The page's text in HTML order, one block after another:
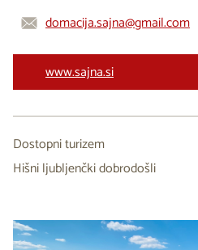
domacija.sajna@gmail.com
www.sajna.si
Dostopni turizem
Hišni ljubljenčki dobrodošli